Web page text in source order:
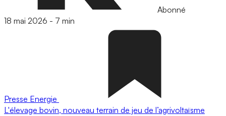
Abonné
18 mai 2026 - 7 min
Presse Energie
L'élevage bovin, nouveau terrain de jeu de l’agrivoltaïsme